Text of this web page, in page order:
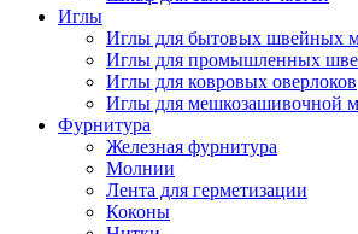
Иглы
Иглы для бытовых швейных
Иглы для промышленных
Иглы для ковровых оверлоков
Иглы для мешкозашивочной
Фурнитура
Железная фурнитура
Молнии
Лента для герметизации
Коконы